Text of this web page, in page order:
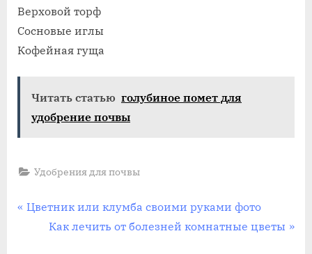
Верховой торф
Сосновые иглы
Кофейная гуща
Читать статью голубиное помет для
удобрение почвы
Удобрения для почвы
Навигация
П
Цветник или клумба своими руками фото
С
Как лечить от болезней комнатные цветы